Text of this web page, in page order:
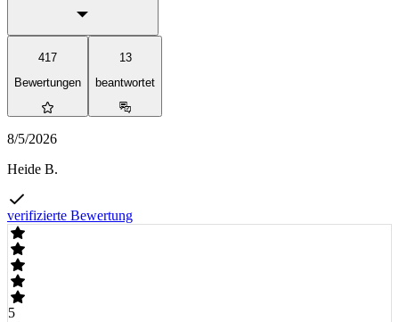
417
Bewertungen
13
beantwortet
8/5/2026
Heide B.
verifizierte Bewertung
5